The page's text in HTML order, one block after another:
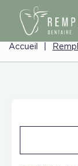
Accueil